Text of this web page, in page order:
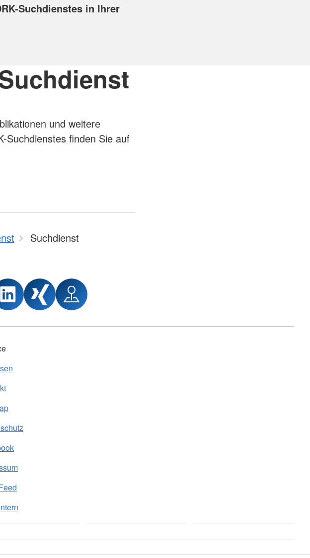
Suchdienstes in Ihrer
und weitere
Suchdienstes finden Sie auf
Suchdienst